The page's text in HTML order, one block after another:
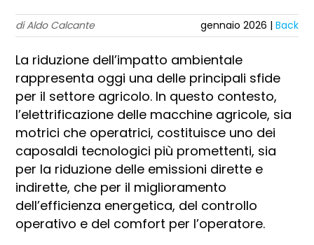
di Aldo Calcante gennaio 2026 | Back
La riduzione dell’impatto ambientale
rappresenta oggi una delle principali sfide
per il settore agricolo. In questo contesto,
l’elettrificazione delle macchine agricole, sia
motrici che operatrici, costituisce uno dei
caposaldi tecnologici più promettenti, sia
per la riduzione delle emissioni dirette e
indirette, che per il miglioramento
dell’efficienza energetica, del controllo
operativo e del comfort per l’operatore.